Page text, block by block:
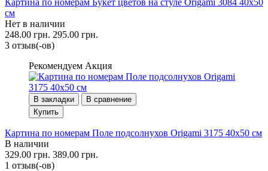
Картина по номерам Букет цветов на стуле Origami 3084 40x50
см
Нет в наличии
248.00 грн. 295.00 грн.
3 отзыв(-ов)
Рекомендуем Акция
В закладки
В сравнение
Купить
Картина по номерам Поле подсолнухов Origami 3175 40x50 см
В наличии
329.00 грн. 389.00 грн.
1 отзыв(-ов)